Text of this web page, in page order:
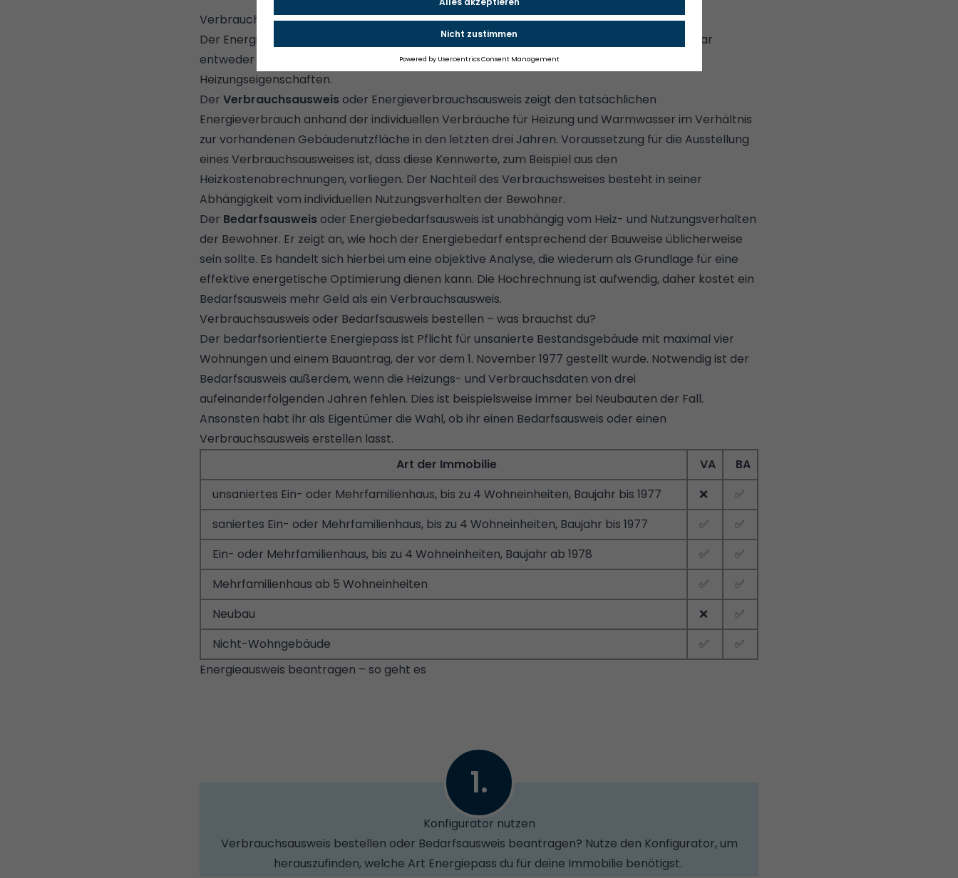
Verbrauchsausweis und Bedarfsausweis – das sind die Unterschiede
Der Energieausweis bewertet deine Immobilie nach ihrer energetischen Effizienz – und zwar
entweder basierend auf dem Energieverbrauch oder aufgrund von Gebäude- und
Heizungseigenschaften.
Der Verbrauchsausweis oder Energieverbrauchsausweis zeigt den tatsächlichen
Energieverbrauch anhand der individuellen Verbräuche für Heizung und Warmwasser im Verhältnis
zur vorhandenen Gebäudenutzfläche in den letzten drei Jahren. Voraussetzung für die Ausstellung
eines Verbrauchsausweises ist, dass diese Kennwerte, zum Beispiel aus den
Heizkostenabrechnungen, vorliegen. Der Nachteil des Verbrauchsweises besteht in seiner
Abhängigkeit vom individuellen Nutzungsverhalten der Bewohner.
Der Bedarfsausweis oder Energiebedarfsausweis ist unabhängig vom Heiz- und Nutzungsverhalten
der Bewohner. Er zeigt an, wie hoch der Energiebedarf entsprechend der Bauweise üblicherweise
sein sollte. Es handelt sich hierbei um eine objektive Analyse, die wiederum als Grundlage für eine
effektive energetische Optimierung dienen kann. Die Hochrechnung ist aufwendig, daher kostet ein
Bedarfsausweis mehr Geld als ein Verbrauchsausweis.
Verbrauchsausweis oder Bedarfsausweis bestellen – was brauchst du?
Der bedarfsorientierte Energiepass ist Pflicht für unsanierte Bestandsgebäude mit maximal vier
Wohnungen und einem Bauantrag, der vor dem 1. November 1977 gestellt wurde. Notwendig ist der
Bedarfsausweis außerdem, wenn die Heizungs- und Verbrauchsdaten von drei
aufeinanderfolgenden Jahren fehlen. Dies ist beispielsweise immer bei Neubauten der Fall.
Ansonsten habt ihr als Eigentümer die Wahl, ob ihr einen Bedarfsausweis oder einen
Verbrauchsausweis erstellen lasst.
Art der Immobilie
VA
BA
unsaniertes Ein- oder Mehrfamilienhaus, bis zu 4 Wohneinheiten, Baujahr bis 1977
❌
✅
saniertes Ein- oder Mehrfamilienhaus, bis zu 4 Wohneinheiten, Baujahr bis 1977
✅
✅
Ein- oder Mehrfamilienhaus, bis zu 4 Wohneinheiten, Baujahr ab 1978
✅
✅
Mehrfamilienhaus ab 5 Wohneinheiten
✅
✅
Neubau
❌
✅
Nicht-Wohngebäude
✅
✅
Energieausweis beantragen – so geht es
1.
Konfigurator nutzen
Verbrauchsausweis bestellen oder Bedarfsausweis beantragen? Nutze den Konfigurator, um
herauszufinden, welche Art Energiepass du für deine Immobilie benötigst.